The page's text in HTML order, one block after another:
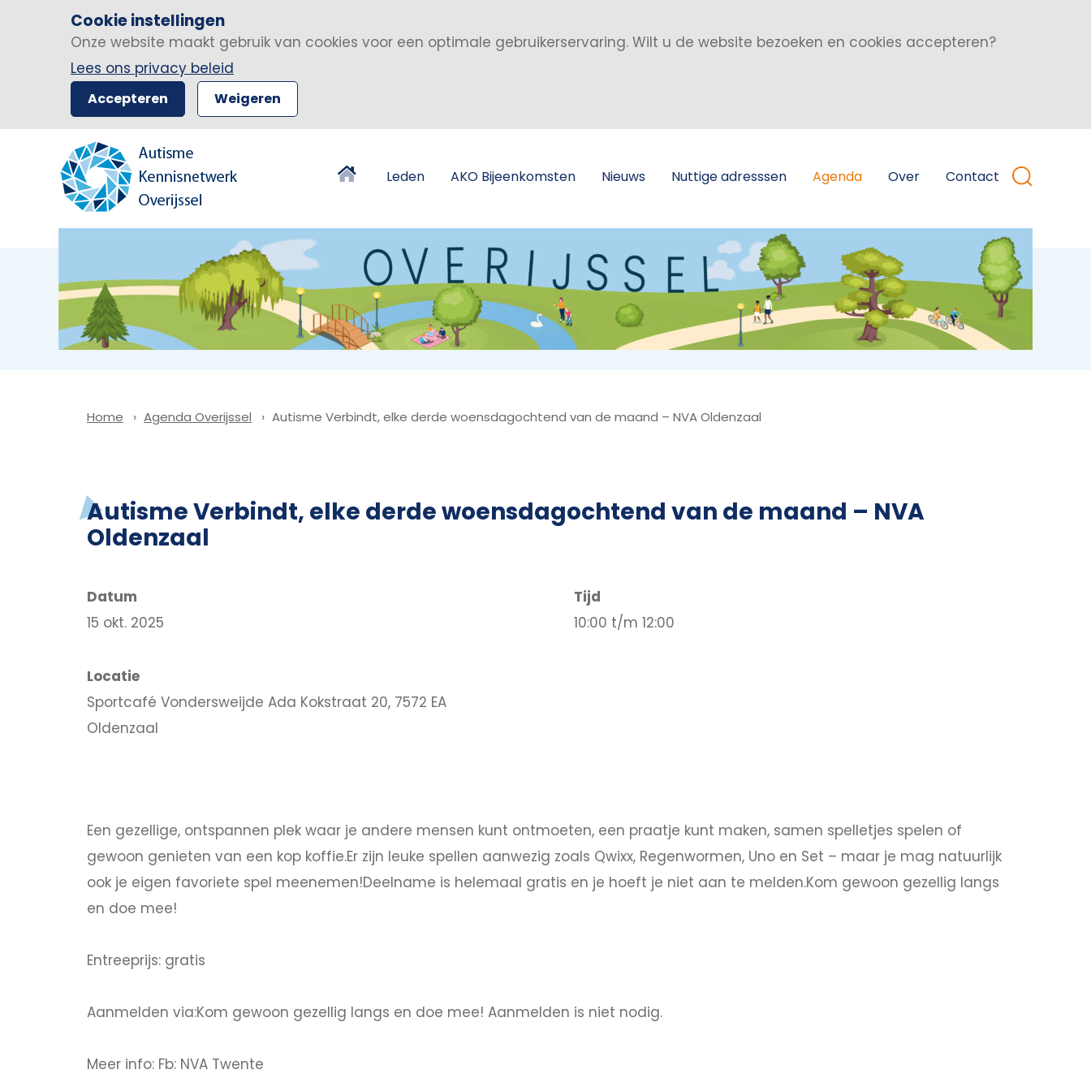
Cookie instellingen
Onze website maakt gebruik van cookies voor een optimale gebruikerservaring. Wilt u de website bezoeken en cookies accepteren?
Lees ons privacy beleid
Accepteren Weigeren
Leden AKO Bijeenkomsten Nieuws Nuttige adresssen Agenda Over Contact
Home Agenda Overijssel Autisme Verbindt, elke derde woensdagochtend van de maand – NVA Oldenzaal
Autisme Verbindt, elke derde woensdagochtend van de maand – NVA
Oldenzaal
Datum
15 okt. 2025
Tijd
10:00 t/m 12:00
Locatie
Sportcafé Vondersweijde Ada Kokstraat 20, 7572 EA
Oldenzaal
Een gezellige, ontspannen plek waar je andere mensen kunt ontmoeten, een praatje kunt maken, samen spelletjes spelen of
gewoon genieten van een kop koffie.Er zijn leuke spellen aanwezig zoals Qwixx, Regenwormen, Uno en Set – maar je mag natuurlijk
ook je eigen favoriete spel meenemen!Deelname is helemaal gratis en je hoeft je niet aan te melden.Kom gewoon gezellig langs
en doe mee!
Entreeprijs: gratis
Aanmelden via:Kom gewoon gezellig langs en doe mee! Aanmelden is niet nodig.
Meer info: Fb: NVA Twente